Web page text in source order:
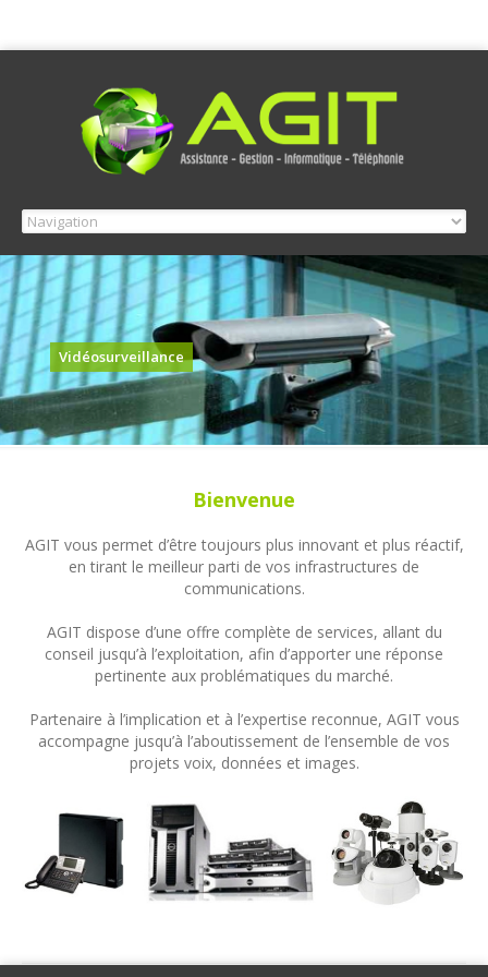
Vidéosurveillance
Bienvenue
AGIT vous permet d’être toujours plus innovant et plus réactif,
en tirant le meilleur parti de vos infrastructures de
communications.
AGIT dispose d’une offre complète de services, allant du
conseil jusqu’à l’exploitation, afin d’apporter une réponse
pertinente aux problématiques du marché.
Partenaire à l’implication et à l’expertise reconnue, AGIT vous
accompagne jusqu’à l’aboutissement de l’ensemble de vos
projets voix, données et images.